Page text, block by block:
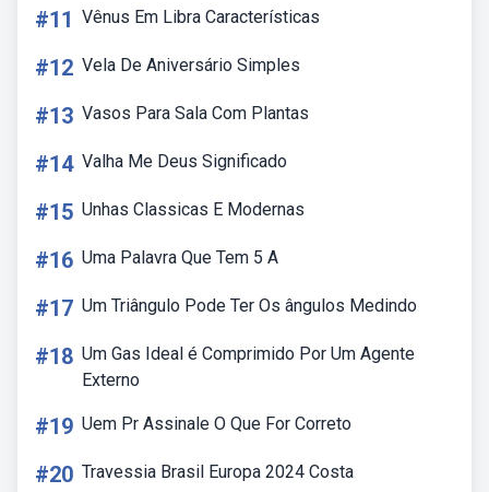
#11 Vênus Em Libra Características
#12 Vela De Aniversário Simples
#13 Vasos Para Sala Com Plantas
#14 Valha Me Deus Significado
#15 Unhas Classicas E Modernas
#16 Uma Palavra Que Tem 5 A
#17 Um Triângulo Pode Ter Os ângulos Medindo
#18 Um Gas Ideal é Comprimido Por Um Agente
Externo
#19 Uem Pr Assinale O Que For Correto
#20 Travessia Brasil Europa 2024 Costa